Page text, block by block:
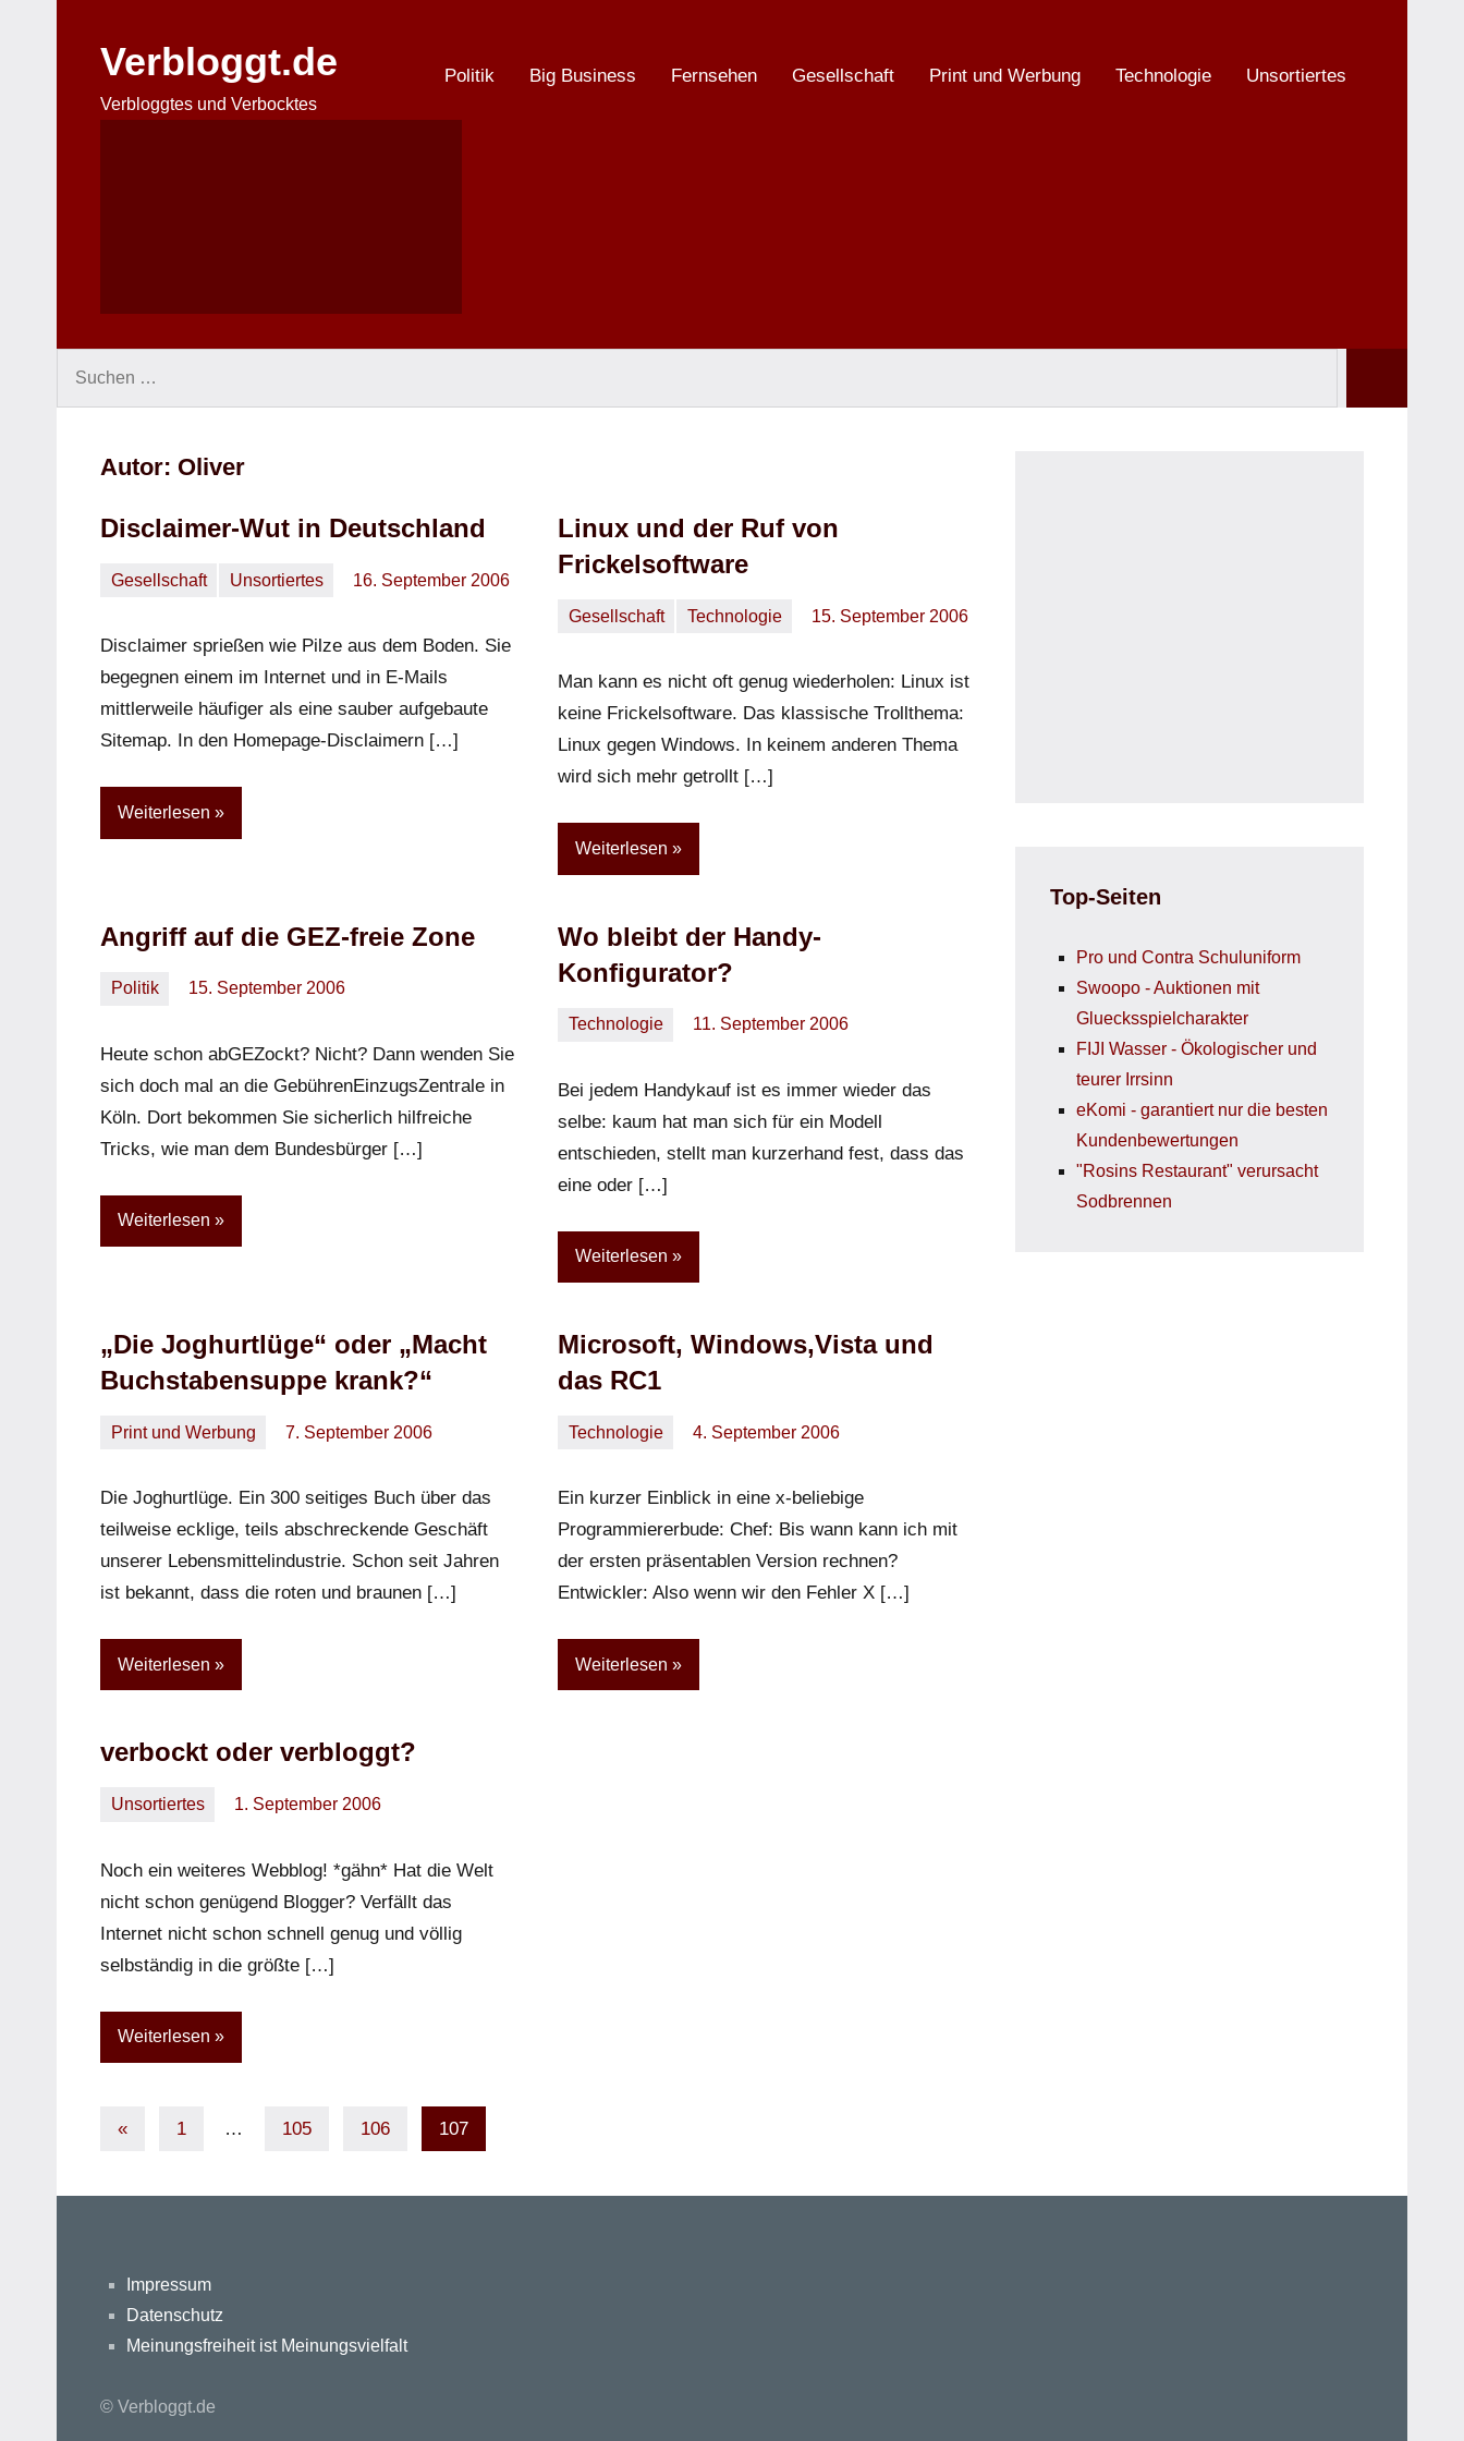
springenVerbloggt.de
Verbloggtes und Verbocktes
Politik Big Business Fernsehen Gesellschaft Print und Werbung Technologie Unsortiertes
Autor: Oliver
Disclaimer-Wut in Deutschland
Gesellschaft Unsortiertes
16. September 2006
Disclaimer sprießen wie Pilze aus dem Boden. Sie
begegnen einem im Internet und in E-Mails
mittlerweile häufiger als eine sauber aufgebaute
Sitemap. In den Homepage-Disclaimern […]
Weiterlesen
Linux und der Ruf von
Frickelsoftware
Gesellschaft Technologie
15. September 2006
Man kann es nicht oft genug wiederholen: Linux ist
keine Frickelsoftware. Das klassische Trollthema:
Linux gegen Windows. In keinem anderen Thema
wird sich mehr getrollt […]
Weiterlesen
Angriff auf die GEZ-freie Zone
Politik
15. September 2006
Heute schon abGEZockt? Nicht? Dann wenden Sie
sich doch mal an die GebührenEinzugsZentrale in
Köln. Dort bekommen Sie sicherlich hilfreiche
Tricks, wie man dem Bundesbürger […]
Weiterlesen
Wo bleibt der Handy-
Konfigurator?
Technologie
11. September 2006
Bei jedem Handykauf ist es immer wieder das
selbe: kaum hat man sich für ein Modell
entschieden, stellt man kurzerhand fest, dass das
eine oder […]
Weiterlesen
„Die Joghurtlüge“ oder „Macht
Buchstabensuppe krank?“
Print und Werbung
7. September 2006
Die Joghurtlüge. Ein 300 seitiges Buch über das
teilweise ecklige, teils abschreckende Geschäft
unserer Lebensmittelindustrie. Schon seit Jahren
ist bekannt, dass die roten und braunen […]
Weiterlesen
Microsoft, Windows,Vista und
das RC1
Technologie
4. September 2006
Ein kurzer Einblick in eine x-beliebige
Programmiererbude: Chef: Bis wann kann ich mit
der ersten präsentablen Version rechnen?
Entwickler: Also wenn wir den Fehler X […]
Weiterlesen
verbockt oder verbloggt?
Unsortiertes
1. September 2006
Noch ein weiteres Webblog! *gähn* Hat die Welt
nicht schon genügend Blogger? Verfällt das
Internet nicht schon schnell genug und völlig
selbständig in die größte […]
Weiterlesen
Seitennummerierung
«Vorherige
1 … 105 106 107
Top-Seiten
Pro und Contra Schuluniform
Swoopo - Auktionen mit
Gluecksspielcharakter
FIJI Wasser - Ökologischer und
teurer Irrsinn
eKomi - garantiert nur die besten
Kundenbewertungen
"Rosins Restaurant" verursacht
Sodbrennen
Impressum
Datenschutz
Meinungsfreiheit ist Meinungsvielfalt
© Verbloggt.de